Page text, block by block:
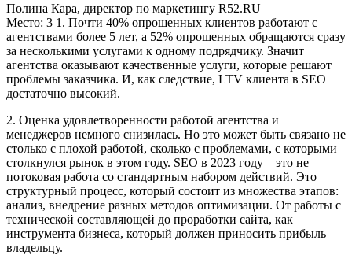
Полина Кара, директор по маркетингу R52.RU
Место: 3 1. Почти 40% опрошенных клиентов работают с
агентствами более 5 лет, а 52% опрошенных обращаются сразу
за несколькими услугами к одному подрядчику. Значит
агентства оказывают качественные услуги, которые решают
проблемы заказчика. И, как следствие, LTV клиента в SEO
достаточно высокий.
2. Оценка удовлетворенности работой агентства и
менеджеров немного снизилась. Но это может быть связано не
столько с плохой работой, сколько с проблемами, с которыми
столкнулся рынок в этом году. SEO в 2023 году – это не
потоковая работа со стандартным набором действий. Это
структурный процесс, который состоит из множества этапов:
анализ, внедрение разных методов оптимизации. От работы с
технической составляющей до проработки сайта, как
инструмента бизнеса, который должен приносить прибыль
владельцу.